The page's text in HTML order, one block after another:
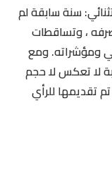
سنة سابقة لم
، وتساقطات
ومؤشراته. ومع
لا تعكس لا حجم
تقديمها للرأي